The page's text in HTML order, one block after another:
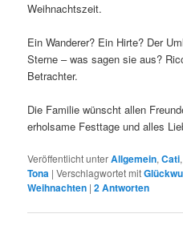
Weihnachtszeit.
Ein Wanderer? Ein Hirte? Der
Sterne – was sagen sie aus?
Betrachter.
Die Familie wünscht allen
erholsame Festtage und alles
Veröffentlicht unterAllgemein,Cati,
Tona |Verschlagwortet mit
Weihnachten |2Antworten